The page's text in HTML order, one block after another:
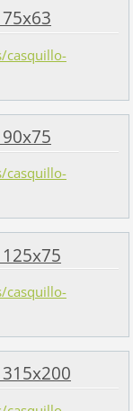
casquillo-
casquillo-
casquillo-